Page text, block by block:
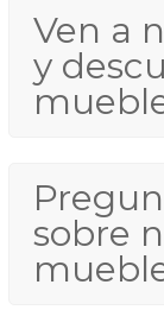
Ven a
y
sobre